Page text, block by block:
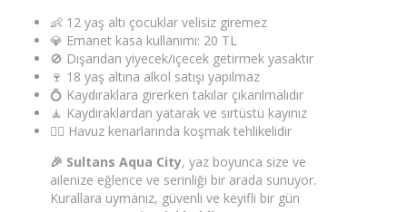
👶 12 yaş altı çocuklar velisiz giremez
💎 Emanet kasa kullanımı: 20 TL
🚫 Dışarıdan yiyecek/içecek getirmek yasaktır
🍷 18 yaş altına alkol satışı yapılmaz
💍 Kaydıraklara girerken takılar çıkarılmalıdır
🧘 Kaydıraklardan yatarak ve sırtüstü kayınız
🏃‍♂️ Havuz kenarlarında koşmak tehlikelidir
🎉 Sultans Aqua City, yaz boyunca size ve
ailenize eğlence ve serinliği bir arada sunuyor.
Kurallara uymanız, güvenli ve keyifli bir gün